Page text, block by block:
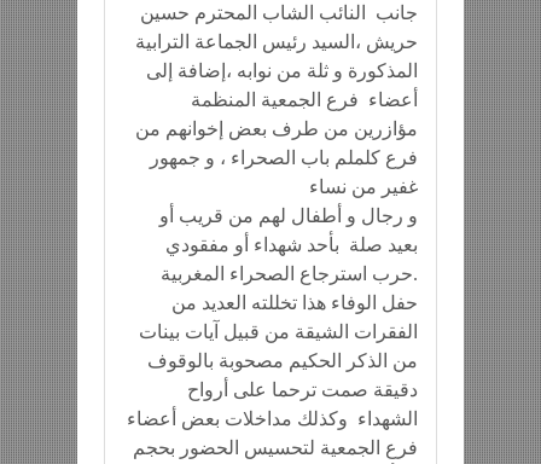
جانب النائب الشاب المحترم حسين
حريش ،السيد رئيس الجماعة الترابية
المذكورة و ثلة من نوابه ،إضافة إلى
أعضاء فرع الجمعية المنظمة
مؤازرين من طرف بعض إخوانهم من
فرع كلملم باب الصحراء ، و جمهور
غفير من نساء
بعيد صلة بأحد شهداء أو مفقودي
حرب استرجاع الصحراء المغربية.
الفقرات الشيقة من قبيل آيات بينات
من الذكر الحكيم مصحوبة بالوقوف
دقيقة صمت ترحما على أرواح
الشهداء وكذلك مداخلات بعض أعضاء
فرع الجمعية لتحسيس الحضور بحجم